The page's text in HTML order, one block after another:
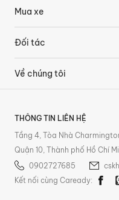
Mua xe
Đối tác
Về chúng tôi
THÔNG TIN LIÊN HỆ
Tầng 4, Tòa Nhà
Quận 10, Thành phố Hồ Chí
0902727685
Kết nối cùng Caready: